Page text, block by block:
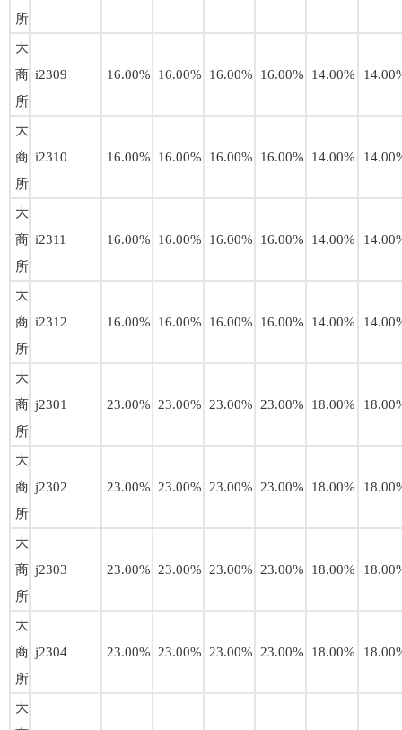
所
大
商
所
i2309 16.00% 16.00% 16.00% 16.00% 14.00%
大
商
所
i2310 16.00% 16.00% 16.00% 16.00% 14.00%
大
商
所
i2311 16.00% 16.00% 16.00% 16.00% 14.00%
大
商
所
i2312 16.00% 16.00% 16.00% 16.00% 14.00%
大
商
所
j2301 23.00% 23.00% 23.00% 23.00% 18.00%
大
商
所
j2302 23.00% 23.00% 23.00% 23.00% 18.00%
大
商
所
j2303 23.00% 23.00% 23.00% 23.00% 18.00%
大
商
所
j2304 23.00% 23.00% 23.00% 23.00% 18.00%
大